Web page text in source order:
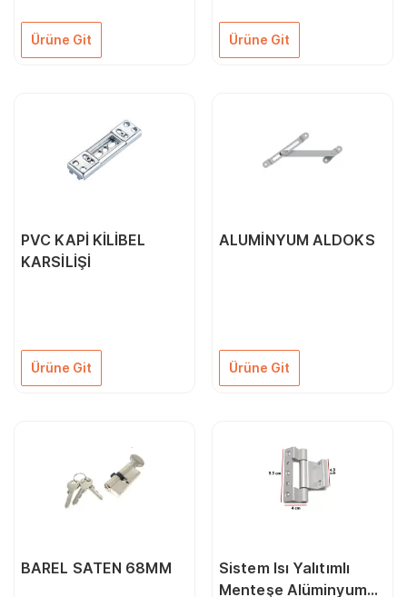
Ürüne Git Ürüne Git
PVC KAPİ KİLİBEL
KARSİLİŞİ
Ürüne Git
ALUMİNYUM ALDOKS
Ürüne Git
BAREL SATEN 68MM
Sistem Isı Yalıtımlı
Menteşe Alüminyum